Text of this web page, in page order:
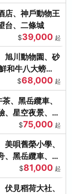
店、神戶動物王
台、二條城
$39,000 起
旭川動物園、砂
和牛八大螃
$68,000 起
、黑岳纜車、
、星空夜景、洞
$75,000 起
唄舊榮小學、
、黑岳纜車、流
$81,000 起
見稻荷大社、